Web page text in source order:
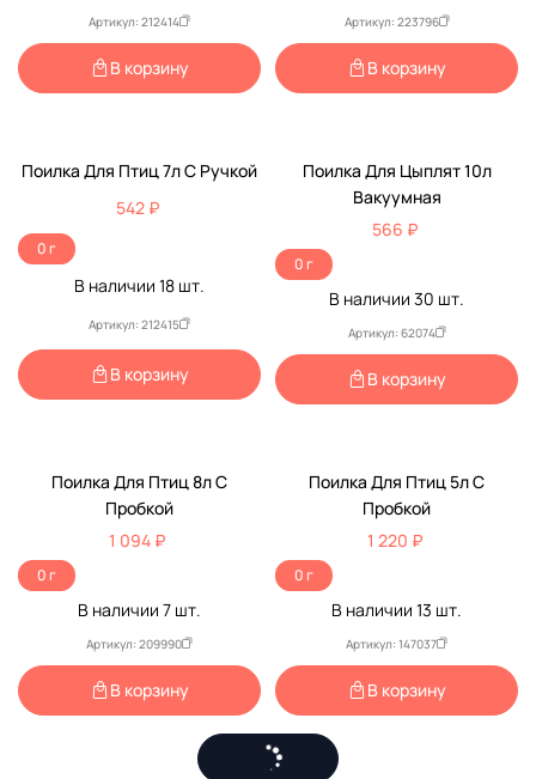
Артикул: 212414
В корзину
Артикул: 223796
В корзину
Поилка Для Птиц 7л С Ручкой
542 ₽
0 г
В наличии 18 шт.
Артикул: 212415
В корзину
Поилка Для Цыплят 10л
Вакуумная
566 ₽
0 г
В наличии 30 шт.
Артикул: 62074
В корзину
Поилка Для Птиц 8л С
Пробкой
1 094 ₽
0 г
В наличии 7 шт.
Артикул: 209990
В корзину
Поилка Для Птиц 5л С
Пробкой
1 220 ₽
0 г
В наличии 13 шт.
Артикул: 147037
В корзину